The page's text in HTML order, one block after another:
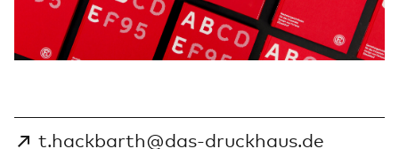
t.hackbarth@das-druckhaus.de